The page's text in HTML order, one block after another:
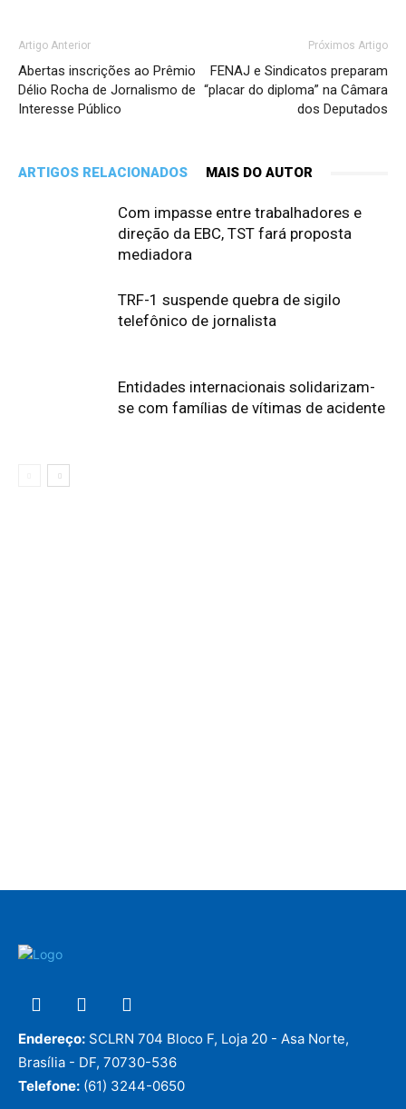
Artigo Anterior
Abertas inscrições ao Prêmio
Délio Rocha de Jornalismo de
Interesse Público
Próximos Artigo
FENAJ e Sindicatos preparam
“placar do diploma” na Câmara
dos Deputados
ARTIGOS RELACIONADOS MAIS DO AUTOR
Com impasse entre trabalhadores e
direção da EBC, TST fará proposta
mediadora
TRF-1 suspende quebra de sigilo
telefônico de jornalista
Entidades internacionais solidarizam-
se com famílias de vítimas de acidente
Endereço: SCLRN 704 Bloco F, Loja 20 - Asa Norte,
Brasília - DF, 70730-536
Telefone: (61) 3244-0650